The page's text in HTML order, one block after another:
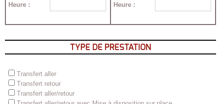
Heure : Heure :
TYPE DE PRESTATION
Transfert aller
Transfert retour
Transfert aller/retour